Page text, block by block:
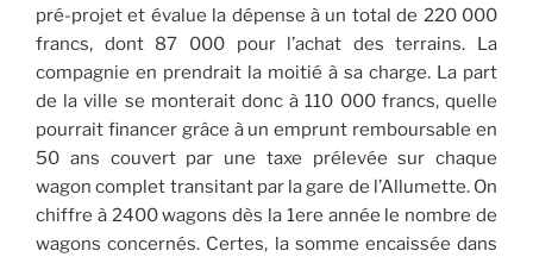
pré-projet et évalue la dépense à un total de 220 000
francs, dont 87 000 pour l’achat des terrains. La
compagnie en prendrait la moitié à sa charge. La part
de la ville se monterait donc à 110 000 francs, quelle
pourrait financer grâce à un emprunt remboursable en
50 ans couvert par une taxe prélevée sur chaque
wagon complet transitant par la gare de l’Allumette. On
chiffre à 2400 wagons dès la 1ere année le nombre de
wagons concernés. Certes, la somme encaissée dans